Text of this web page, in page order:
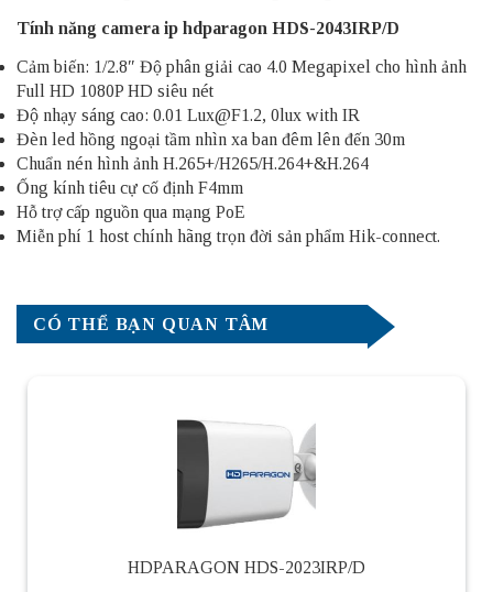
Tính năng camera ip hdparagon HDS-2043IRP/D
Cảm biến: 1/2.8″ Độ phân giải cao 4.0 Megapixel cho hình ảnh
Full HD 1080P HD siêu nét
Độ nhạy sáng cao: 0.01 Lux@F1.2, 0lux with IR
Đèn led hồng ngoại tầm nhìn xa ban đêm lên đến 30m
Chuẩn nén hình ảnh H.265+/H265/H.264+&H.264
Ống kính tiêu cự cố định F4mm
Hỗ trợ cấp nguồn qua mạng PoE
Miễn phí 1 host chính hãng trọn đời sản phẩm Hik-connect.
CÓ THỂ BẠN QUAN TÂM
HDPARAGON HDS-2023IRP/D